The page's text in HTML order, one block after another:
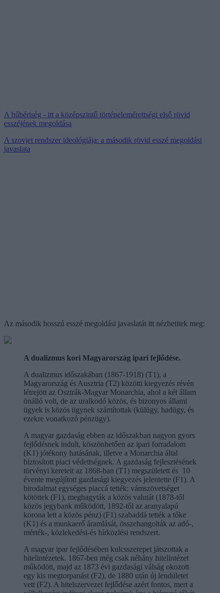
A hűbériség - itt a középszintű történelemérettségi első rövid
esszéjének megoldása
A szovjet rendszer ideológiája: a második rövid esszé megoldási
javaslata
Az második hosszú esszé megoldási javaslatát itt nézhetitek meg:
A dualizmus kori Magyarország ipari fejlődése.
A dualizmus időszakában (1867-1918) (T1), a
Magyarország és Ausztria (T2) közötti kiegyezés révén
létrejött az Osztrák-Magyar Monarchia, ahol a két állam
önálló volt, de az uralkodó közös, és bizonyos állami
ügyek is közös ügynek számítottak (külügy, hadügy, és
ezekre vonatkozó pénzügy).
A magyar gazdaság ebben az időszakban nagyon gyors
fejlődésnek indult, köszönhetően az ipari forradalom
(K1) jótékony hatásának, illetve a Monarchia által
biztosított piaci védettségnek. A gazdaság fejlesztésének
törvényi kereteit az 1868-ban (T1) megszületett és 10
évente megújított gazdasági kiegyezés jelentette (F1). A
birodalmat egységes piaccá tették: vámszövetséget
kötöttek (F1), meghagyták a közös valutát (1878-től
közös jegybank működött, 1892-től az aranyalapú
korona lett a közös pénz) (F1) szabaddá tették a tőke
(K1) és a munkaerő áramlását, összehangolták az adó-,
mérték-, közlekedési-és hírközlési rendszert.
A magyar ipar fejlődésében kulcsszerepet játszottak a
hitelintézetek. 1867-ben még csak néhány hitelintézet
működött, majd az 1873 évi gazdasági válság okozott
egy kis megtorpanást (F2), de 1880 után új lendületet
vett (F2). A hitelszervezet fejlődése azért fontos, mert a